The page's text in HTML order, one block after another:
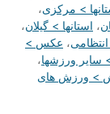
> مرکزی،
، استانها > گیلان،
، عکس >
ورزشها،
> ورزش های